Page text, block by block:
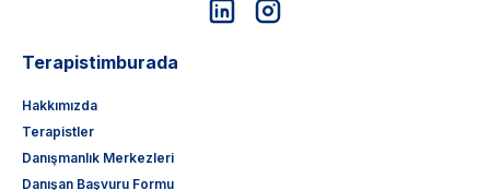
Terapistimburada
Hakkımızda
Terapistler
Danışmanlık Merkezleri
Danışan Başvuru Formu